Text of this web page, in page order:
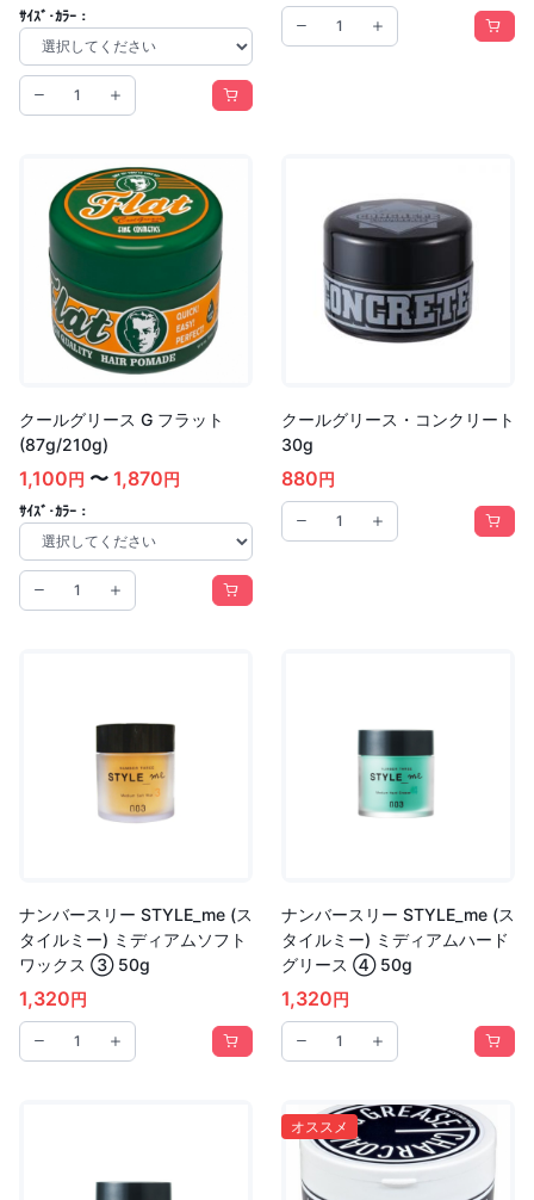
ｻｲｽﾞ･ｶﾗｰ：
クールグリース G フラット
(87g/210g)
1,100円 〜 1,870円
ｻｲｽﾞ･ｶﾗｰ：
クールグリース・コンクリート
30g
880円
ナンバースリー STYLE_me (ス
タイルミー) ミディアムソフト
ワックス ③ 50g
1,320円
ナンバースリー STYLE_me (ス
タイルミー) ミディアムハード
グリース ④ 50g
1,320円
オススメ